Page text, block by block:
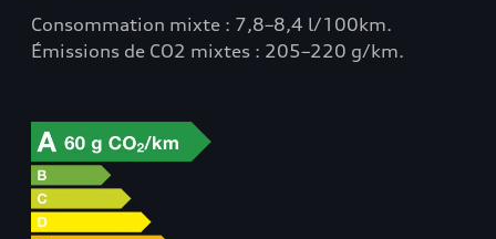
Consommation mixte : 7,8–8,4 l/100km.
Émissions de CO2 mixtes : 205–220 g/km.